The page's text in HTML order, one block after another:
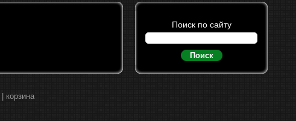
Поиск по сайту
Поиск
корзина